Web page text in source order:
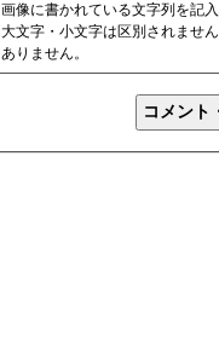
画像に書かれている文字列を記
大文字・小文字は区別されませ
ありません。
コメント